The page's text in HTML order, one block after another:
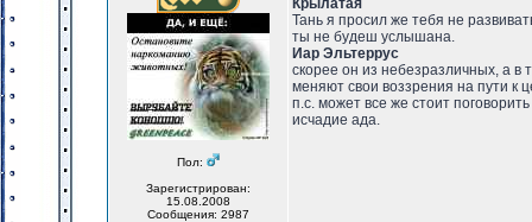
Пол:
Зарегистрирован:
15.08.2008
Сообщения: 2987
Крылатая
Тань я просил же тебя не
ты не будеш услышана.
Иар Эльтеррус
скорее он из небезразличных, а в
меняют свои воззрения на пути к
п.с. может все же стоит
исчадие ада.